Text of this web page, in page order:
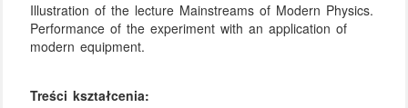
Illustration of the lecture Mainstreams of Modern Physics.
Performance of the experiment with an application of
modern equipment.
Treści kształcenia: